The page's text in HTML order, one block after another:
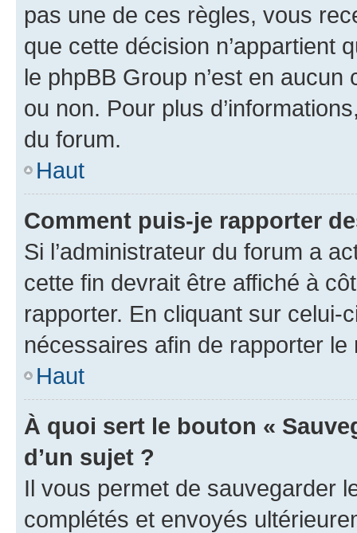
pas une de ces règles, vous
que cette décision n’appartient
le phpBB Group n’est en
ou non. Pour plus
du forum.
Haut
Comment puis-je rapporter
Si l’administrateur du forum a
cette fin devrait être affiché à
rapporter. En cliquant sur
nécessaires afin de rapporter le
Haut
À quoi sert le bouton «
d’un sujet ?
Il vous permet de sauvegarder
complétés et envoyés